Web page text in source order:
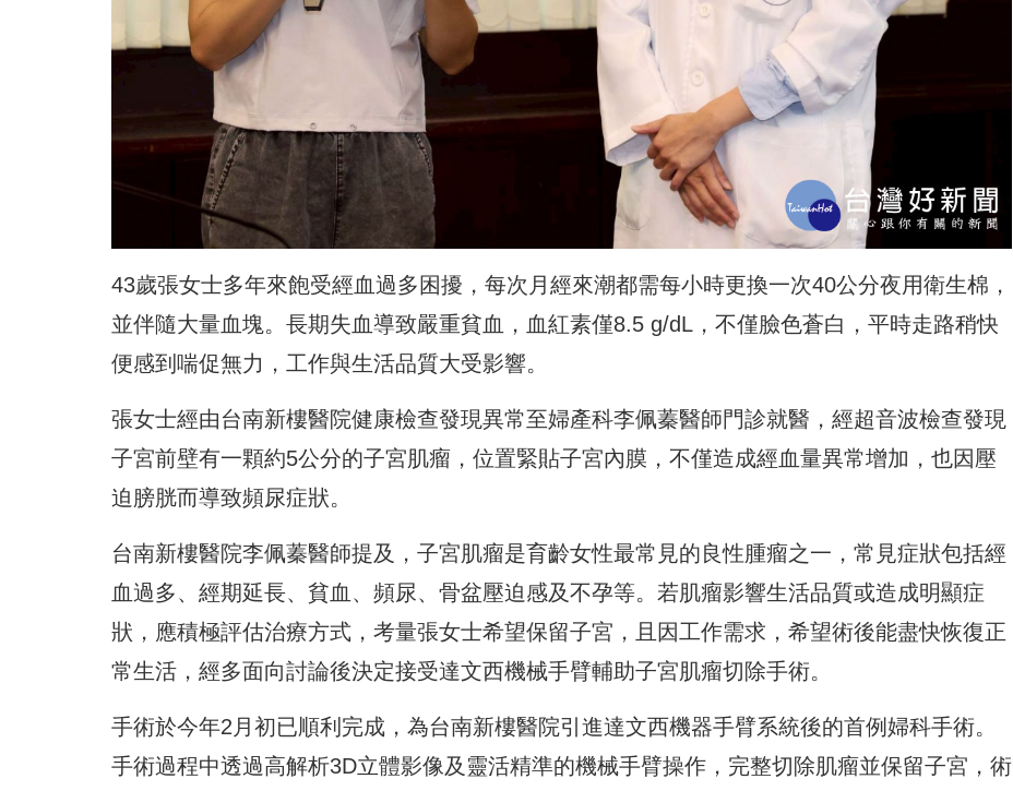
43歲張女士多年來飽受經血過多困擾，每次月經來潮都需每小時更換一次40公分夜用衛生棉，
並伴隨大量血塊。長期失血導致嚴重貧血，血紅素僅8.5 g/dL，不僅臉色蒼白，平時走路稍快
便感到喘促無力，工作與生活品質大受影響。
張女士經由台南新樓醫院健康檢查發現異常至婦產科李佩蓁醫師門診就醫，經超音波檢查發現
子宮前壁有一顆約5公分的子宮肌瘤，位置緊貼子宮內膜，不僅造成經血量異常增加，也因壓
迫膀胱而導致頻尿症狀。
台南新樓醫院李佩蓁醫師提及，子宮肌瘤是育齡女性最常見的良性腫瘤之一，常見症狀包括經
血過多、經期延長、貧血、頻尿、骨盆壓迫感及不孕等。若肌瘤影響生活品質或造成明顯症
狀，應積極評估治療方式，考量張女士希望保留子宮，且因工作需求，希望術後能盡快恢復正
常生活，經多面向討論後決定接受達文西機械手臂輔助子宮肌瘤切除手術。
手術於今年2月初已順利完成，為台南新樓醫院引進達文西機器手臂系統後的首例婦科手術。
手術過程中透過高解析3D立體影像及靈活精準的機械手臂操作，完整切除肌瘤並保留子宮，術